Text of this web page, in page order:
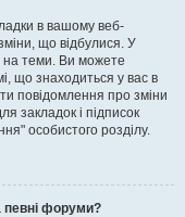
в вашому веб-
що відбулися. У
на теми. Ви можете
що знаходиться у вас в
повідомлення про зміни
закладок і підписок
особистого розділу.
певні форуми?